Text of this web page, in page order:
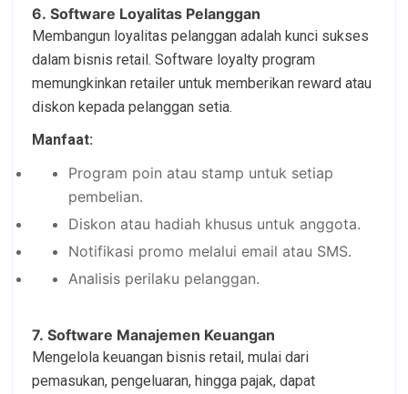
6. Software Loyalitas Pelanggan
Membangun loyalitas pelanggan adalah kunci sukses
dalam bisnis retail. Software loyalty program
memungkinkan retailer untuk memberikan reward atau
diskon kepada pelanggan setia.
Manfaat:
Program poin atau stamp untuk setiap
pembelian.
Diskon atau hadiah khusus untuk anggota.
Notifikasi promo melalui email atau SMS.
Analisis perilaku pelanggan.
7. Software Manajemen Keuangan
Mengelola keuangan bisnis retail, mulai dari
pemasukan, pengeluaran, hingga pajak, dapat